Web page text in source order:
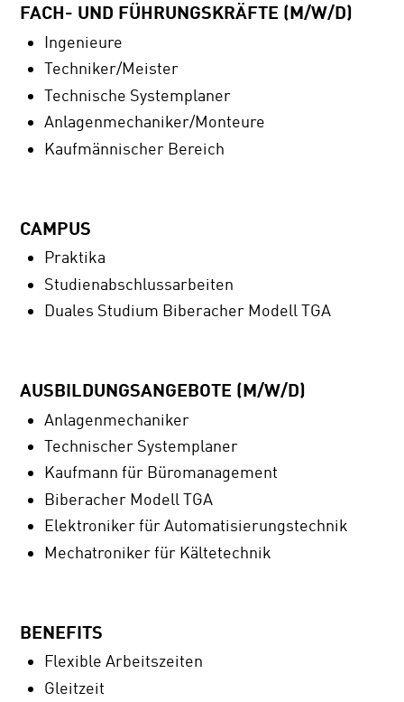
FACH- UND FÜHRUNGSKRÄFTE (M/W/D)
Ingenieure
Techniker/Meister
Technische Systemplaner
Anlagenmechaniker/Monteure
Kaufmännischer Bereich
CAMPUS
Praktika
Studienabschlussarbeiten
Duales Studium Biberacher Modell TGA
AUSBILDUNGSANGEBOTE (M/W/D)
Anlagenmechaniker
Technischer Systemplaner
Kaufmann für Büromanagement
Biberacher Modell TGA
Elektroniker für Automatisierungstechnik
Mechatroniker für Kältetechnik
BENEFITS
Flexible Arbeitszeiten
Gleitzeit